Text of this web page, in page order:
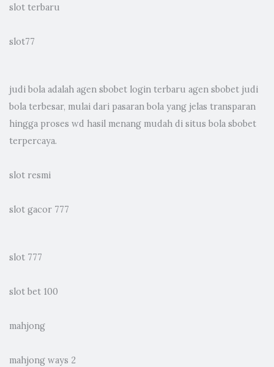
slot terbaru
slot77
judi bola adalah agen sbobet login terbaru agen sbobet judi
bola terbesar, mulai dari pasaran bola yang jelas transparan
hingga proses wd hasil menang mudah di situs bola sbobet
terpercaya.
slot resmi
slot gacor 777
slot 777
slot bet 100
mahjong
mahjong ways 2